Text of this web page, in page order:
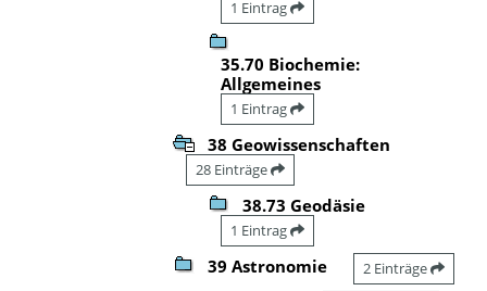
1 Eintrag
35.70 Biochemie:
Allgemeines
1 Eintrag
38 Geowissenschaften
28 Einträge
38.73 Geodäsie
1 Eintrag
39 Astronomie 2 Einträge